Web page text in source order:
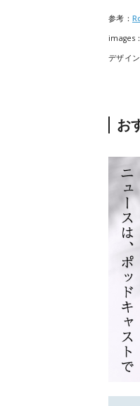
参考：
images
デザイ
お